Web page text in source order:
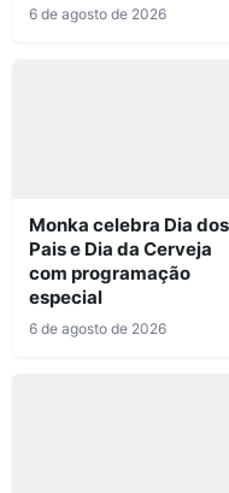
6 de agosto de 2026
Monka celebra Dia dos
Pais e Dia da Cerveja
com programação
especial
6 de agosto de 2026